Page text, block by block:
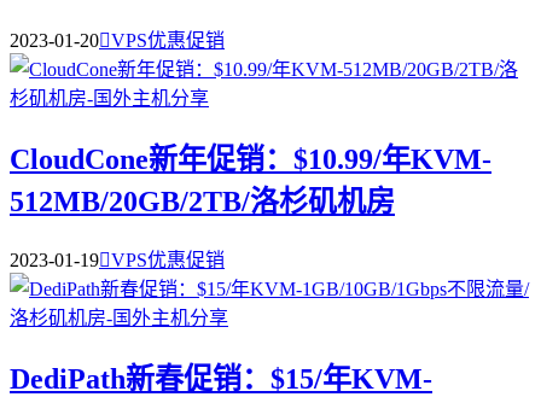
2023-01-20VPS优惠促销
CloudCone新年促销：$10.99/年KVM-
512MB/20GB/2TB/洛杉矶机房
2023-01-19VPS优惠促销
DediPath新春促销：$15/年KVM-